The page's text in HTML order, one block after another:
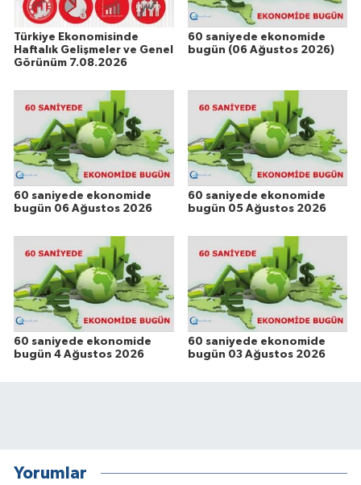
Türkiye Ekonomisinde
Haftalık Gelişmeler ve Genel
Görünüm 7.08.2026
60 saniyede ekonomide
bugün (06 Ağustos 2026)
60 saniyede ekonomide
bugün 06 Ağustos 2026
60 saniyede ekonomide
bugün 05 Ağustos 2026
60 saniyede ekonomide
bugün 4 Ağustos 2026
60 saniyede ekonomide
bugün 03 Ağustos 2026
Yorumlar